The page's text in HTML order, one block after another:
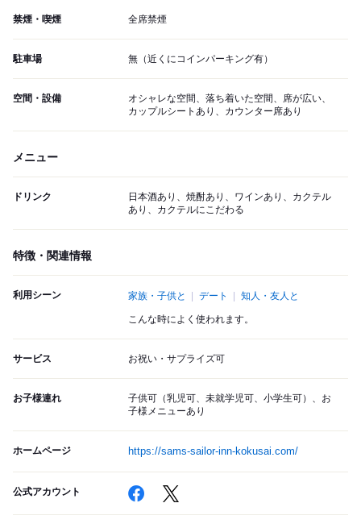
禁煙・喫煙 全席禁煙
駐車場 無（近くにコインパーキング有）
空間・設備
オシャレな空間、落ち着いた空間、席が広い、
カップルシートあり、カウンター席あり
メニュー
ドリンク
日本酒あり、焼酎あり、ワインあり、カクテル
あり、カクテルにこだわる
特徴・関連情報
利用シーン 家族・子供と デート 知人・友人と
こんな時によく使われます。
サービス お祝い・サプライズ可
お子様連れ
子供可（乳児可、未就学児可、小学生可）、お
子様メニューあり
ホームページ https://sams-sailor-inn-kokusai.com/
公式アカウント